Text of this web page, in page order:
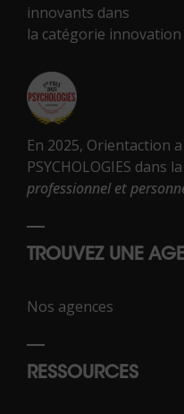
innovants dans
la catégorie innovation
En 2025, Orientaction
PSYCHOLOGIES dans
professionnel et
TROUVEZ UNE
Nos agences
RESSOURCES